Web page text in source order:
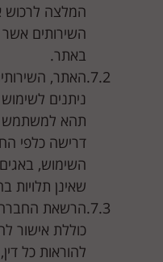
המלצה לרכוש
השירותים אשר
באתר.
האתר,
תהא למשתמש
דרישה כלפי
השימוש,
שאינן תלויות
הרשאת
כוללת אישור
להוראות כל